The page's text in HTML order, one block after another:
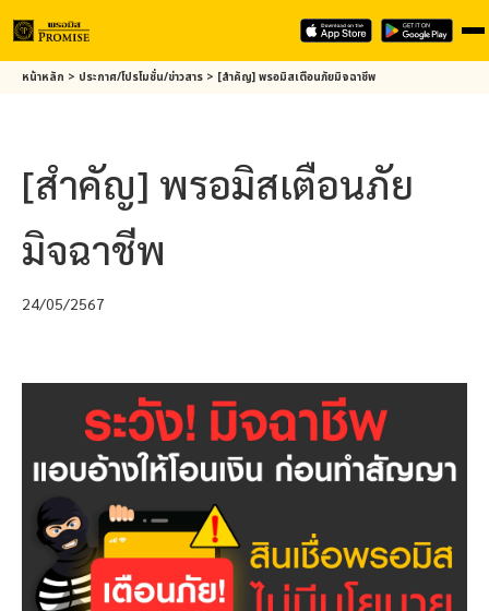
Skipหน้าหลัก > ประกาศ/โปรโมชั่น/ข่าวสาร > [สำคัญ]พรอมิสเตือนภัยมิจฉาชีพ
[สำคัญ] พรอมิสเตือนภัย
มิจฉาชีพ
24/05/2567